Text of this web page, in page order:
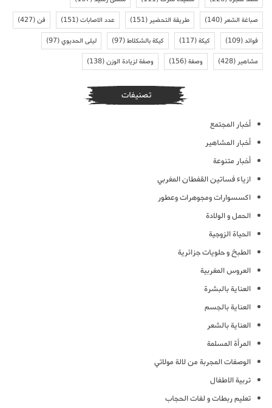
صباغة الشعر(140) طريقة التحضير(151) عدد الاصابات(151) فن(427)
فوائد(109) كيكة(117) كيكة بالشكلاط(97) ليلى الحديوي(97)
مشاهير(428) وصفة(156) وصفة لزيادة الوزن(138)
تصنيفات
أخبار المجتمع
أخبار المشاهير
أخبار متنوعة
ازياء فساتين القفطان المغربي
اكسسوارات ومجوهرات وعطور
الحمل و الولادة
الحياة الزوجية
الطبخ و حلويات جزائرية
العروس المغربية
العناية بالبشرة
العناية بالجسم
العناية بالشعر
المرأة المسلمة
الوصفات المجربة من لالة مولاتي
تربية الاطفال
تعليم ربطات و لفات الحجاب